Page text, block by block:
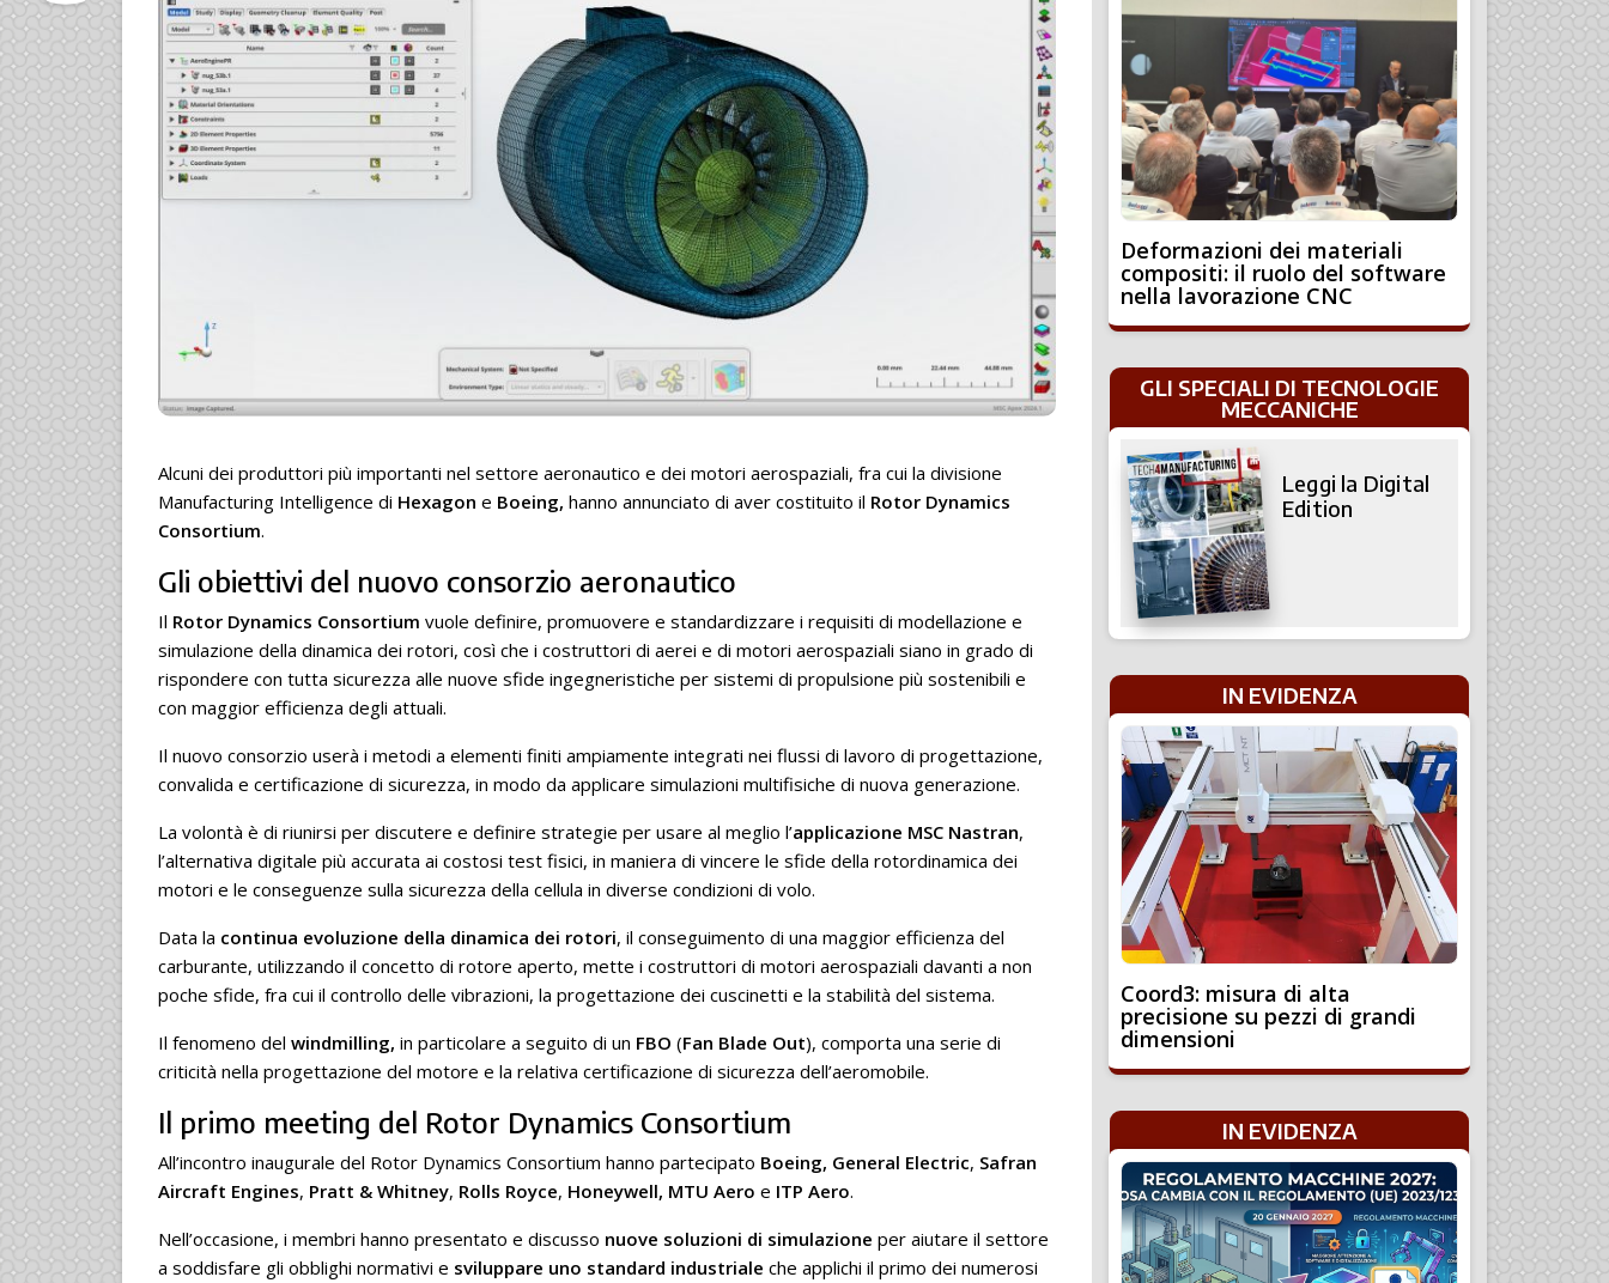
Alcuni dei produttori più importanti nel settore aeronautico e dei motori aerospaziali, fra cui la divisione
Manufacturing Intelligence di Hexagon e Boeing, hanno annunciato di aver costituito il Rotor Dynamics
Consortium.
Gli obiettivi del nuovo consorzio aeronautico
Il Rotor Dynamics Consortium vuole definire, promuovere e standardizzare i requisiti di modellazione e
simulazione della dinamica dei rotori, così che i costruttori di aerei e di motori aerospaziali siano in grado di
rispondere con tutta sicurezza alle nuove sfide ingegneristiche per sistemi di propulsione più sostenibili e
con maggior efficienza degli attuali.
Il nuovo consorzio userà i metodi a elementi finiti ampiamente integrati nei flussi di lavoro di progettazione,
convalida e certificazione di sicurezza, in modo da applicare simulazioni multifisiche di nuova generazione.
La volontà è di riunirsi per discutere e definire strategie per usare al meglio l’applicazione MSC Nastran,
l’alternativa digitale più accurata ai costosi test fisici, in maniera di vincere le sfide della rotordinamica dei
motori e le conseguenze sulla sicurezza della cellula in diverse condizioni di volo.
Data la continua evoluzione della dinamica dei rotori, il conseguimento di una maggior efficienza del
carburante, utilizzando il concetto di rotore aperto, mette i costruttori di motori aerospaziali davanti a non
poche sfide, fra cui il controllo delle vibrazioni, la progettazione dei cuscinetti e la stabilità del sistema.
Il fenomeno del windmilling, in particolare a seguito di un FBO (Fan Blade Out), comporta una serie di
criticità nella progettazione del motore e la relativa certificazione di sicurezza dell’aeromobile.
Il primo meeting del Rotor Dynamics Consortium
All’incontro inaugurale del Rotor Dynamics Consortium hanno partecipato Boeing, General Electric, Safran
Aircraft Engines, Pratt & Whitney, Rolls Royce, Honeywell, MTU Aero e ITP Aero.
Nell’occasione, i membri hanno presentato e discusso nuove soluzioni di simulazione per aiutare il settore
a soddisfare gli obblighi normativi e sviluppare uno standard industriale che applichi il primo dei numerosi
Deformazioni dei materiali
compositi: il ruolo del software
nella lavorazione CNC
GLI SPECIALI DI TECNOLOGIE
MECCANICHE
Leggi la Digital
Edition
IN EVIDENZA
Coord3: misura di alta
precisione su pezzi di grandi
dimensioni
IN EVIDENZA